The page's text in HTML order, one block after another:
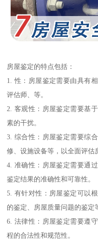
房屋鉴定的特点包括：
1. 性：房屋鉴定需要由具有
评估师、等。
2. 客观性：房屋鉴定需要基
素的干扰。
3. 综合性：房屋鉴定需要综
修、设施设备等，以全面评估
4. 准确性：房屋鉴定需要通
鉴定结果的准确性和可靠性。
5. 有针对性：房屋鉴定可以
的鉴定、房屋质量问题的鉴定
6. 法律性：房屋鉴定需要遵
程的合法性和规范性。